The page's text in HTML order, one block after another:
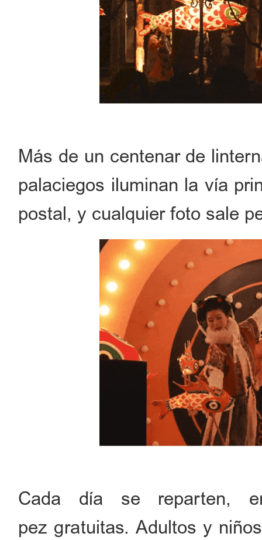
Más de un centenar de
palaciegos iluminan la vía
postal, y cualquier foto sale
Cada día se reparten,
pez gratuitas. Adultos y